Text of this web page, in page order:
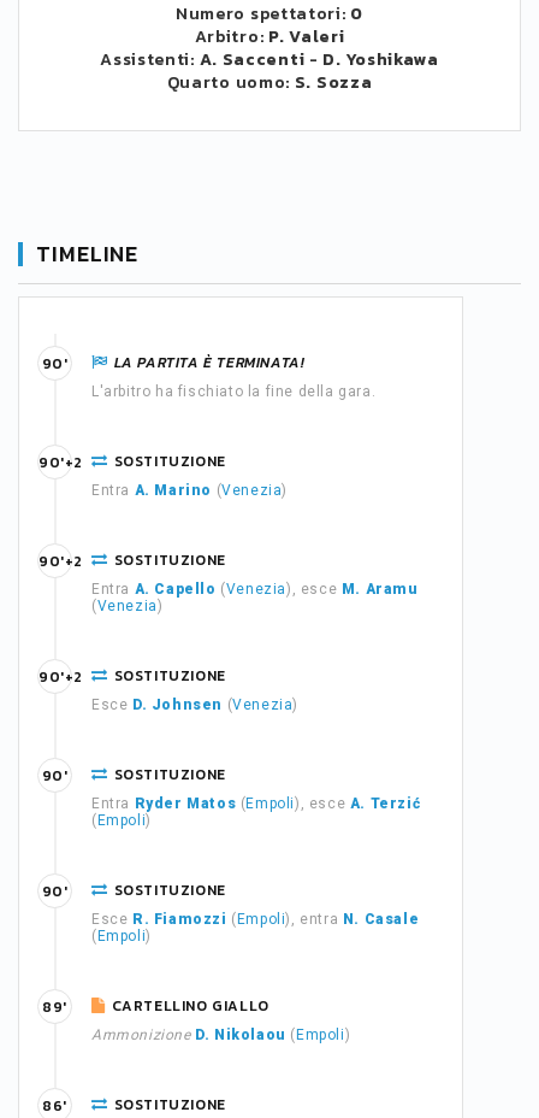
Numero spettatori: 0
Arbitro: P. Valeri
Assistenti: A. Saccenti - D. Yoshikawa
Quarto uomo: S. Sozza
TIMELINE
LA PARTITA È TERMINATA!
L'arbitro ha fischiato la fine della gara.
90'
SOSTITUZIONE
Entra A. Marino (Venezia)
90'+2
SOSTITUZIONE
Entra A. Capello (Venezia), esce M. Aramu
(Venezia)
90'+2
SOSTITUZIONE
Esce D. Johnsen (Venezia)
90'+2
SOSTITUZIONE
Entra Ryder Matos ( Empoli), esce A. Terzić
( Empoli)
90'
SOSTITUZIONE
Esce R. Fiamozzi ( Empoli), entra N. Casale
( Empoli)
90'
CARTELLINO GIALLO
Ammonizione D. Nikolaou ( Empoli)
89'
SOSTITUZIONE
86'